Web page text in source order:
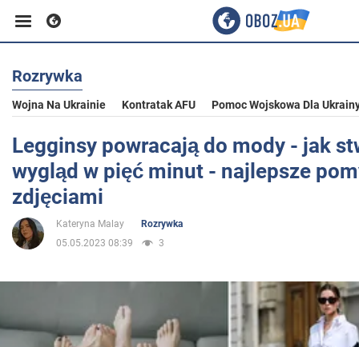
Biznes
Sport
Rozrywka
Życie
Rozrywka
Wojna Na Ukrainie Kontratak AFU Pomoc Wojskowa Dla
Legginsy powracają do mody - jak
wygląd w pięć minut - najlepsze
zdjęciami
Kateryna Malay
Rozrywka
05.05.2023 08:39
3